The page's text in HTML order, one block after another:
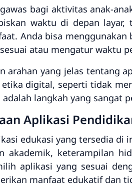
bagi aktivitas anak-
waktu di depan
Anda bisa
atau mengatur waktu
arahan yang jelas tentang
digital, seperti tidak
langkah yang sangat
Aplikasi
edukasi yang tersedia
akademik, keterampilan
aplikasi yang sesuai
manfaat edukatif dan